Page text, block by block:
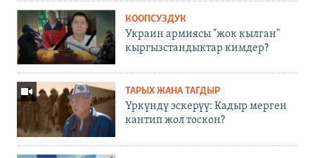
КООПСУЗДУК
Украин армиясы "жок кылган"
кыргызстандыктар кимдер?
ТАРЫХ ЖАНА ТАГДЫР
Үркүндү эскерүү: Кадыр мерген
кантип жол тоскон?